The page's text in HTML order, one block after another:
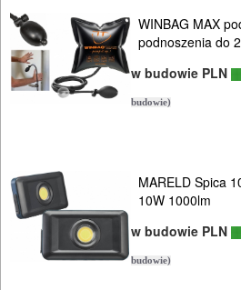
WINBAG MAX
podnoszenia do
w budowie PLN
budowie)
MARELD Spica
10W 1000lm
w budowie PLN
budowie)